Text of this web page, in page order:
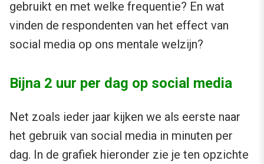
gebruikt en met welke frequentie? En wat
vinden de respondenten van het effect van
social media op ons mentale welzijn?
Bijna 2 uur per dag op social media
Net zoals ieder jaar kijken we als eerste naar
het gebruik van social media in minuten per
dag. In de grafiek hieronder zie je ten opzichte